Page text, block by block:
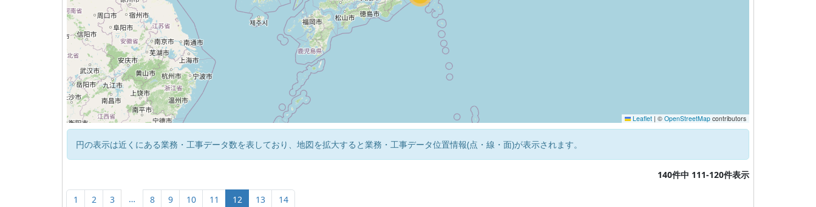
Leaflet | © OpenStreetMap contributors
円の表示は近くにある業務・工事データ数を表しており、地図を拡大すると業務・工事データ位置情報(点・線・面)が表示されます。
140件中 111-120件表示
1 2 3 … 8 9 10 11 12 13 14